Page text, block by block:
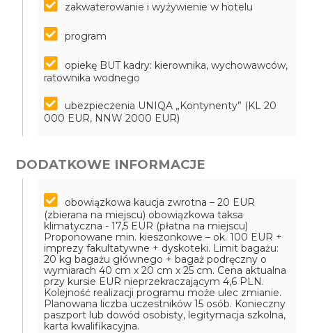
zakwaterowanie i wyżywienie w hotelu
program
opiekę BUT kadry: kierownika, wychowawców,
ratownika wodnego
ubezpieczenia UNIQA „Kontynenty” (KL 20
000 EUR, NNW 2000 EUR)
DODATKOWE INFORMACJE
obowiązkowa kaucja zwrotna – 20 EUR
(zbierana na miejscu) obowiązkowa taksa
klimatyczna - 17,5 EUR (płatna na miejscu)
Proponowane min. kieszonkowe – ok. 100 EUR +
imprezy fakultatywne + dyskoteki. Limit bagażu:
20 kg bagażu głównego + bagaż podręczny o
wymiarach 40 cm x 20 cm x 25 cm. Cena aktualna
przy kursie EUR nieprzekraczającym 4,6 PLN.
Kolejność realizacji programu może ulec zmianie.
Planowana liczba uczestników 15 osób. Konieczny
paszport lub dowód osobisty, legitymacja szkolna,
karta kwalifikacyjna.